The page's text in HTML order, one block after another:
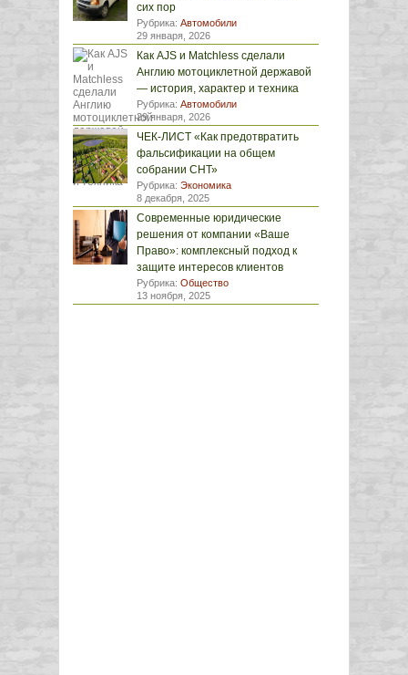
сих пор
Рубрика: Автомобили
29 января, 2026
Как AJS и Matchless сделали
Англию мотоциклетной державой
— история, характер и техника
Рубрика: Автомобили
29 января, 2026
ЧЕК-ЛИСТ «Как предотвратить
фальсификации на общем
собрании СНТ»
Рубрика: Экономика
8 декабря, 2025
Современные юридические
решения от компании «Ваше
Право»: комплексный подход к
защите интересов клиентов
Рубрика: Общество
13 ноября, 2025